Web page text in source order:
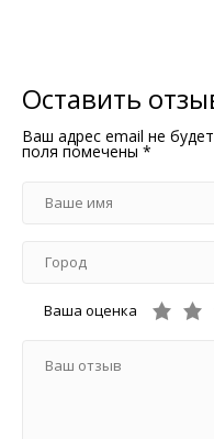
Оставить
Ваш адрес email не
поля помечены *
Ваша оценка